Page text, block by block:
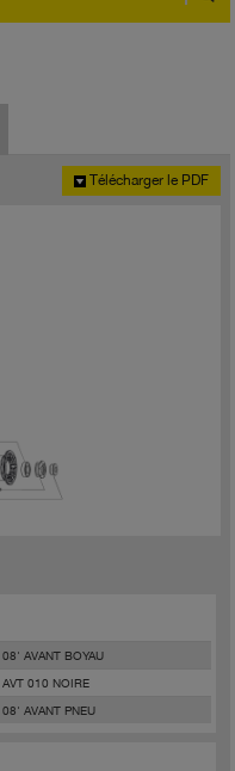
Télécharger le PDF
AVANT BOYAU
010 NOIRE
AVANT PNEU